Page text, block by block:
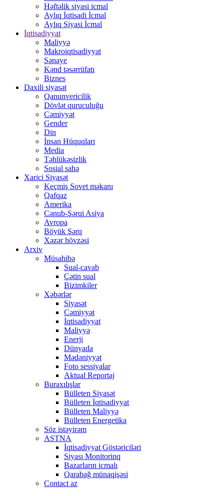
Həftəlik siyasi icmal
Aylıq İqtisadi İcmal
Aylıq Siyasi İcmal
İqtisadiyyat
Maliyyə
Makroiqtisadiyyat
Sənaye
Kənd təsərrüfatı
Biznes
Daxili siyasət
Qanunvericilik
Dövlət quruculuğu
Cəmiyyət
Gender
Din
İnsan Hüquqları
Media
Təhlükəsizlik
Sosial sahə
Xarici Siyasət
Keçmiş Sovet məkanı
Qafqaz
Amerika
Cənub-Şərqi Asiya
Avropa
Böyük Şərq
Xəzər hövzəsi
Arxiv
Müsahibə
Sual-cavab
Çətin sual
Bizimkiler
Xəbərlər
Siyasət
Cəmiyyət
İqtisadiyyat
Maliyyə
Enerji
Dünyada
Mədəniyyət
Foto sessiyalar
Aktual Reportaj
Buraxılışlar
Bülleten Siyasət
Bülleten İqtisadiyyat
Bülleten Maliyyə
Bülleten Energetika
Söz istəyirəm
ASTNA
İqtisadiyyat Göstəriciləri
Siyası Monitorinq
Bazarların icmalı
Qarabağ münaqişəsi
Contact az